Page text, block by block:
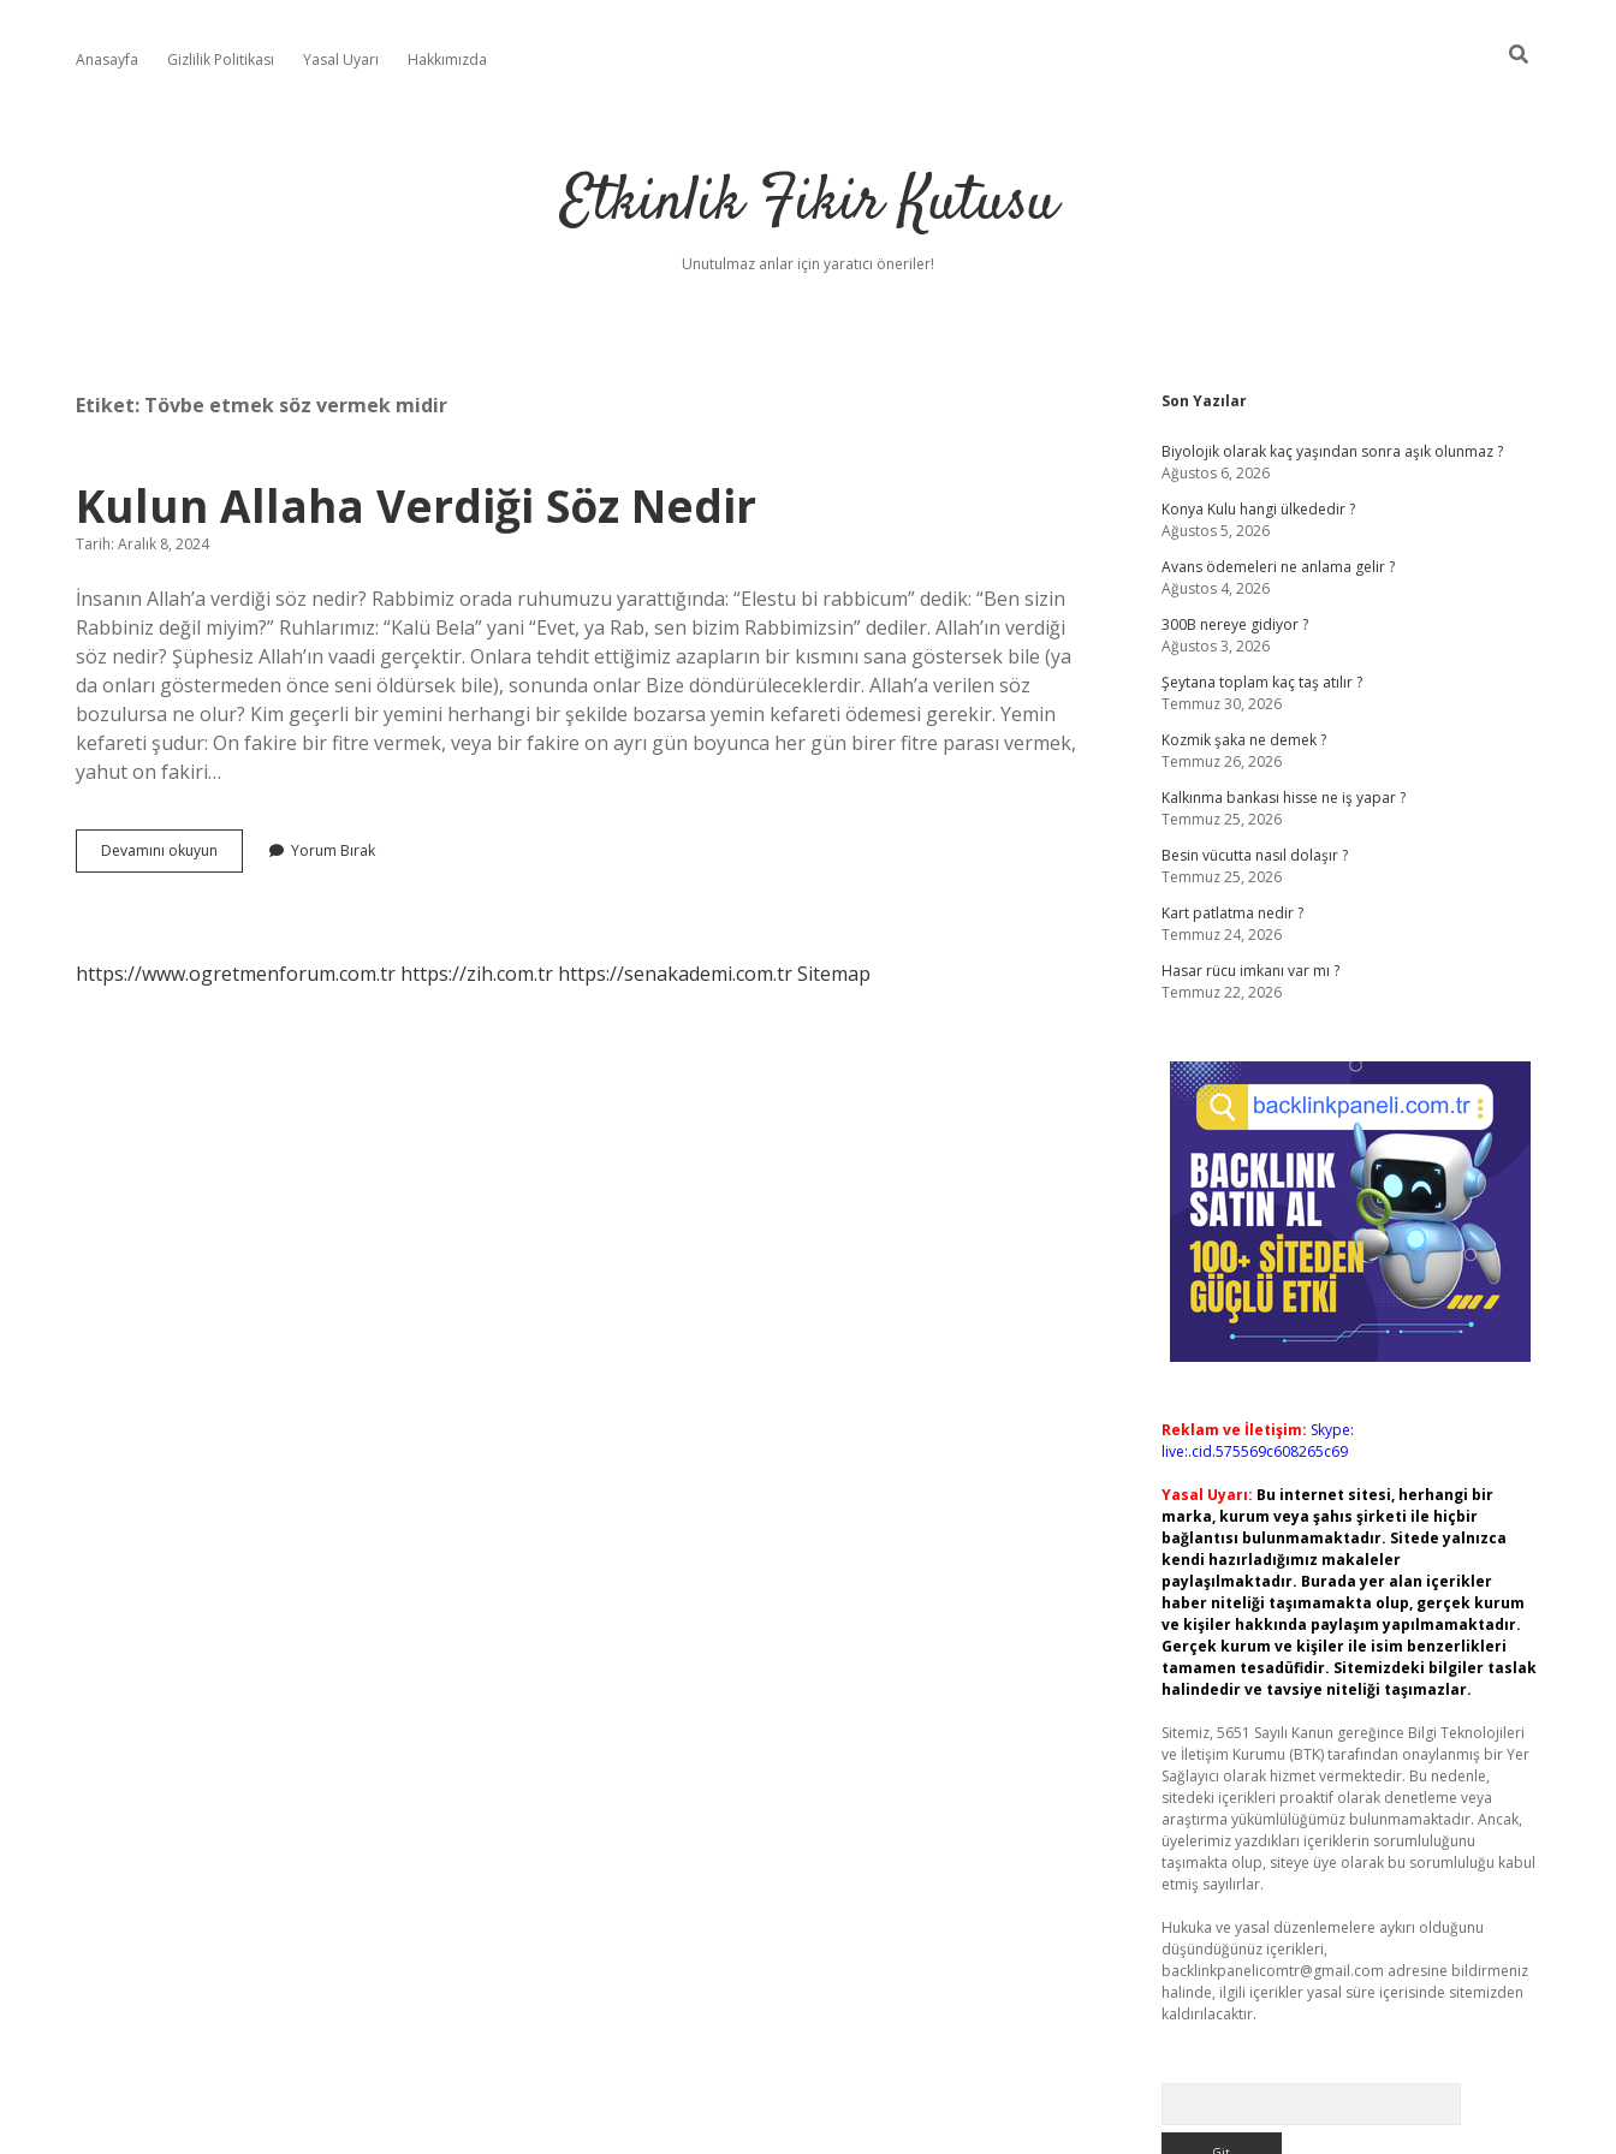
Anasayfa Gizlilik Politikası Yasal Uyarı Hakkımızda
Etkinlik Fikir Kutusu
Unutulmaz anlar için yaratıcı öneriler!
Etiket: Tövbe etmek söz vermek midir
Kulun Allaha Verdiği Söz Nedir
Tarih: Aralık 8, 2024
İnsanın Allah’a verdiği söz nedir? Rabbimiz orada ruhumuzu yarattığında: “Elestu bi rabbicum” dedik: “Ben sizin
Rabbiniz değil miyim?” Ruhlarımız: “Kalü Bela” yani “Evet, ya Rab, sen bizim Rabbimizsin” dediler. Allah’ın verdiği
söz nedir? Şüphesiz Allah’ın vaadi gerçektir. Onlara tehdit ettiğimiz azapların bir kısmını sana göstersek bile (ya
da onları göstermeden önce seni öldürsek bile), sonunda onlar Bize döndürüleceklerdir. Allah’a verilen söz
bozulursa ne olur? Kim geçerli bir yemini herhangi bir şekilde bozarsa yemin kefareti ödemesi gerekir. Yemin
kefareti şudur: On fakire bir fitre vermek, veya bir fakire on ayrı gün boyunca her gün birer fitre parası vermek,
yahut on fakiri…
Devamını okuyun
Allaha
Yorum Bırak
https://www.ogretmenforum.com.tr https://zih.com.tr https://senakademi.com.trSitemap
Sidebar
Son Yazılar
Biyolojik olarak kaç yaşından sonra aşık olunmaz ?
Ağustos 6, 2026
Konya Kulu hangi ülkededir ?
Ağustos 5, 2026
Avans ödemeleri ne anlama gelir ?
Ağustos 4, 2026
300B nereye gidiyor ?
Ağustos 3, 2026
Şeytana toplam kaç taş atılır ?
Temmuz 30, 2026
Kozmik şaka ne demek ?
Temmuz 26, 2026
Kalkınma bankası hisse ne iş yapar ?
Temmuz 25, 2026
Besin vücutta nasıl dolaşır ?
Temmuz 25, 2026
Kart patlatma nedir ?
Temmuz 24, 2026
Hasar rücu imkanı var mı ?
Temmuz 22, 2026
Reklam ve İletişim: Skype:
live:.cid.575569c608265c69
Yasal Uyarı: Bu internet sitesi, herhangi bir
marka, kurum veya şahıs şirketi ile hiçbir
bağlantısı bulunmamaktadır. Sitede yalnızca
kendi hazırladığımız makaleler
paylaşılmaktadır. Burada yer alan içerikler
haber niteliği taşımamakta olup, gerçek kurum
ve kişiler hakkında paylaşım yapılmamaktadır.
Gerçek kurum ve kişiler ile isim benzerlikleri
tamamen tesadüfidir. Sitemizdeki bilgiler taslak
halindedir ve tavsiye niteliği taşımazlar.
Sitemiz, 5651 Sayılı Kanun gereğince Bilgi Teknolojileri
ve İletişim Kurumu (BTK) tarafından onaylanmış bir Yer
Sağlayıcı olarak hizmet vermektedir. Bu nedenle,
sitedeki içerikleri proaktif olarak denetleme veya
araştırma yükümlülüğümüz bulunmamaktadır. Ancak,
üyelerimiz yazdıkları içeriklerin sorumluluğunu
taşımakta olup, siteye üye olarak bu sorumluluğu kabul
etmiş sayılırlar.
Hukuka ve yasal düzenlemelere aykırı olduğunu
düşündüğünüz içerikleri,
backlinkpanelicomtr@gmail.com adresine bildirmeniz
halinde, ilgili içerikler yasal süre içerisinde sitemizden
kaldırılacaktır.